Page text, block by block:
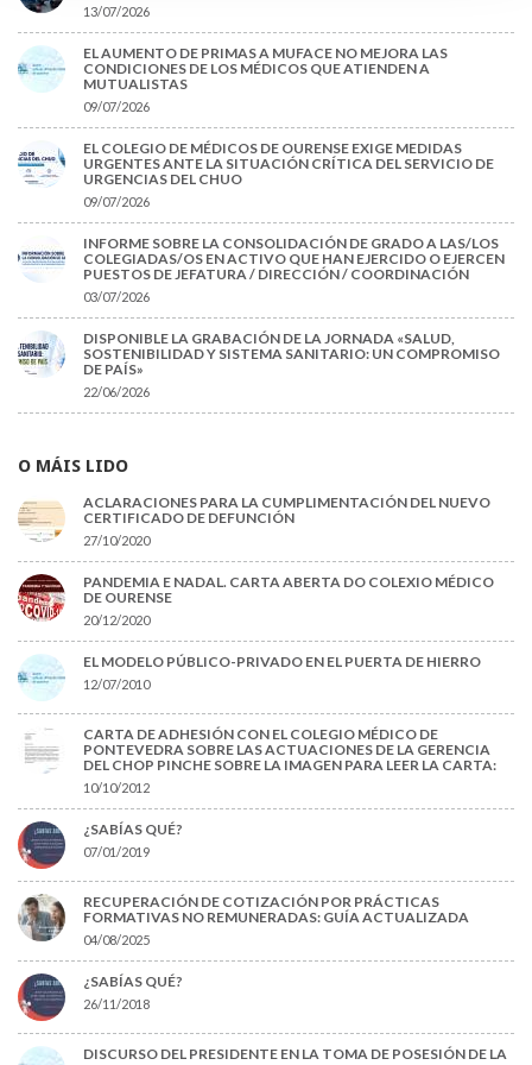
13/07/2026
EL AUMENTO DE PRIMAS A MUFACE NO MEJORA LAS
CONDICIONES DE LOS MÉDICOS QUE ATIENDEN A
MUTUALISTAS
09/07/2026
EL COLEGIO DE MÉDICOS DE OURENSE EXIGE MEDIDAS
URGENTES ANTE LA SITUACIÓN CRÍTICA DEL SERVICIO DE
URGENCIAS DEL CHUO
09/07/2026
INFORME SOBRE LA CONSOLIDACIÓN DE GRADO A LAS/LOS
COLEGIADAS/OS EN ACTIVO QUE HAN EJERCIDO O EJERCEN
PUESTOS DE JEFATURA / DIRECCIÓN / COORDINACIÓN
03/07/2026
DISPONIBLE LA GRABACIÓN DE LA JORNADA «SALUD,
SOSTENIBILIDAD Y SISTEMA SANITARIO: UN COMPROMISO
DE PAÍS»
22/06/2026
O MÁIS LIDO
ACLARACIONES PARA LA CUMPLIMENTACIÓN DEL NUEVO
CERTIFICADO DE DEFUNCIÓN
27/10/2020
PANDEMIA E NADAL. CARTA ABERTA DO COLEXIO MÉDICO
DE OURENSE
20/12/2020
EL MODELO PÚBLICO-PRIVADO EN EL PUERTA DE HIERRO
12/07/2010
CARTA DE ADHESIÓN CON EL COLEGIO MÉDICO DE
PONTEVEDRA SOBRE LAS ACTUACIONES DE LA GERENCIA
DEL CHOP PINCHE SOBRE LA IMAGEN PARA LEER LA CARTA:
10/10/2012
¿SABÍAS QUÉ?
07/01/2019
RECUPERACIÓN DE COTIZACIÓN POR PRÁCTICAS
FORMATIVAS NO REMUNERADAS: GUÍA ACTUALIZADA
04/08/2025
¿SABÍAS QUÉ?
26/11/2018
DISCURSO DEL PRESIDENTE EN LA TOMA DE POSESIÓN DE LA